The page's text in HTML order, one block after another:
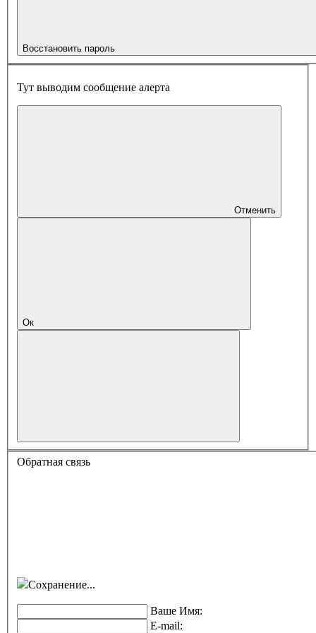
Восстановить пароль
Тут выводим сообщение алерта
Отменить
Ок
Обратная связь
Сохранение...
Ваше Имя:
E-mail: